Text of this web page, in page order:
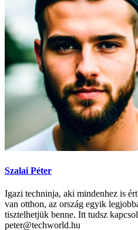
Szalai Péter
Igazi techninja, aki mindenhez is
van otthon, az ország egyik
tisztelhetjük benne. Itt tudsz
peter@techworld.hu